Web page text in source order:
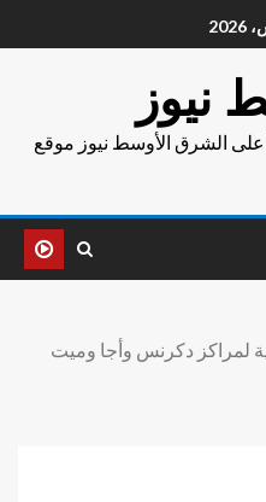
نيوز
على الشرق الأوسط نيوز موقع
لمراكز دكرنس وأجا وميت